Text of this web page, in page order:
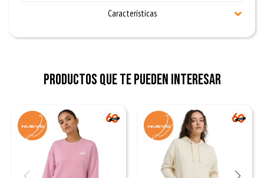
Características
Productos que te pueden interesar